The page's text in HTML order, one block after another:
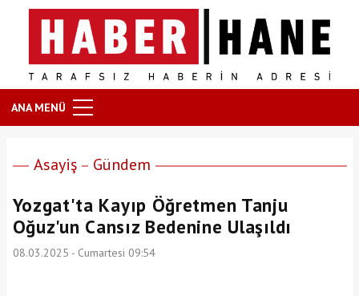
ANA MENÜ
Asayiş Gündem
Yozgat'ta Kayıp Öğretmen Tanju
Oğuz'un Cansız Bedenine Ulaşıldı
08.03.2025 - Cumartesi 09:54